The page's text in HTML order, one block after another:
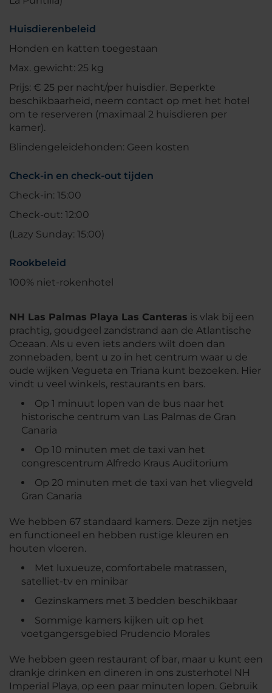
Huisdierenbeleid
Honden en katten toegestaan
Max. gewicht: 25 kg
Prijs: € 25 per nacht/per huisdier. Beperkte
beschikbaarheid, neem contact op met het hotel
om te reserveren (maximaal 2 huisdieren per
kamer).
Blindengeleidehonden: Geen kosten
Check-in en check-out tijden
Check-in: 15:00
Check-out: 12:00
(Lazy Sunday: 15:00)
Rookbeleid
100% niet-rokenhotel
NH Las Palmas Playa Las Canteras is vlak bij een
prachtig, goudgeel zandstrand aan de Atlantische
Oceaan. Als u even iets anders wilt doen dan
zonnebaden, bent u zo in het centrum waar u de
oude wijken Vegueta en Triana kunt bezoeken. Hier
vindt u veel winkels, restaurants en bars.
Op 1 minuut lopen van de bus naar het
historische centrum van Las Palmas de Gran
Canaria
Op 10 minuten met de taxi van het
congrescentrum Alfredo Kraus Auditorium
Op 20 minuten met de taxi van het vliegveld
Gran Canaria
We hebben 67 standaard kamers. Deze zijn netjes
en functioneel en hebben rustige kleuren en
houten vloeren.
Met luxueuze, comfortabele matrassen,
satelliet-tv en minibar
Gezinskamers met 3 bedden beschikbaar
Sommige kamers kijken uit op het
voetgangersgebied Prudencio Morales
We hebben geen restaurant of bar, maar u kunt een
drankje drinken en dineren in ons zusterhotel NH
Imperial Playa, op een paar minuten lopen. Gebruik